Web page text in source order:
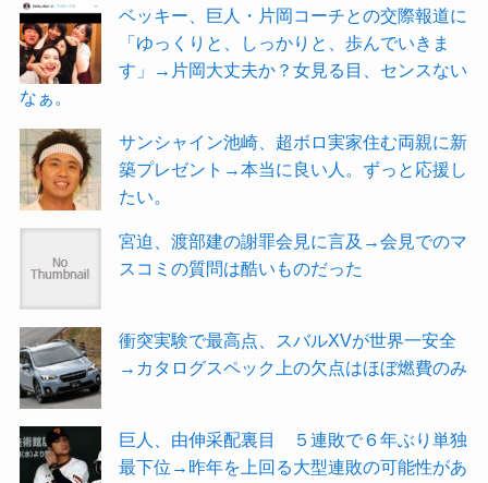
ベッキー、巨人・片岡コーチとの交際報道に
「ゆっくりと、しっかりと、歩んでいきま
す」→片岡大丈夫か？女見る目、センスない
なぁ。
サンシャイン池崎、超ボロ実家住む両親に新
築プレゼント→本当に良い人。ずっと応援し
たい。
宮迫、渡部建の謝罪会見に言及→会見でのマ
スコミの質問は酷いものだった
衝突実験で最高点、スバルXVが世界一安全
→カタログスペック上の欠点はほぼ燃費のみ
巨人、由伸采配裏目 ５連敗で６年ぶり単独
最下位→昨年を上回る大型連敗の可能性があ